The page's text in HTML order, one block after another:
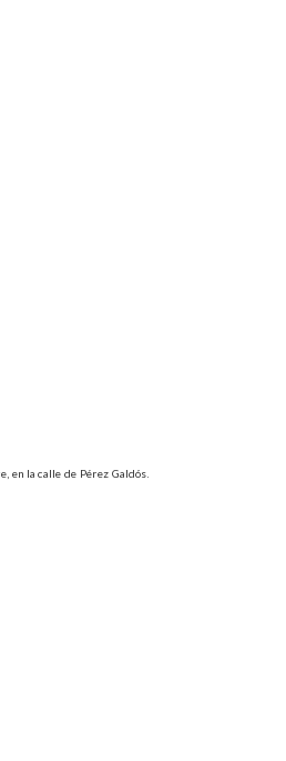
en la calle de Pérez Galdós.